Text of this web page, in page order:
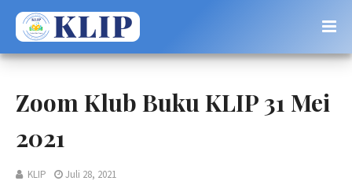
Zoom Klub Buku KLIP 31 Mei
2021
KLIP Juli 28, 2021